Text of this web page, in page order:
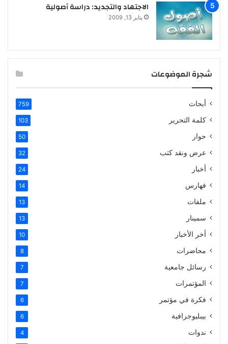
الاجتهاد والتجديد: دراسة أصولية
يناير 13, 2009
شجرة الموضوعات
أبحاث 759
كلمة التحرير 103
حوار 50
عرض ونقد كتب 32
أخبار 24
فهارس 14
ملفات 13
سمينار 13
أخر الأخبار 10
محاضرات 8
رسائل جامعية 7
المؤتمرات 7
فكرة في مؤتمر 6
بيبليوجرافية 6
ندوات 4